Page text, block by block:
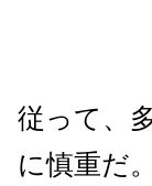
従って、
に慎重だ